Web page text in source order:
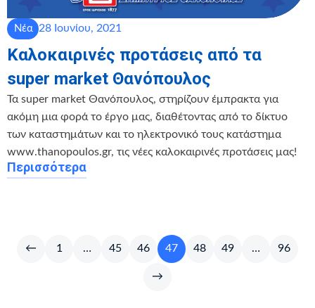
Νέα 28 Ιουνίου, 2021
Καλοκαιρινές προτάσεις από τα
super market Θανόπουλος
Τα super market Θανόπουλος, στηρίζουν έμπρακτα για
ακόμη μια φορά το έργο μας, διαθέτοντας από το δίκτυο
των καταστημάτων και το ηλεκτρονικό τους κατάστημα
www.thanopoulos.gr, τις νέες καλοκαιρινές προτάσεις μας!
Περισσότερα
← 1 … 45 46 47 48 49 … 96
→